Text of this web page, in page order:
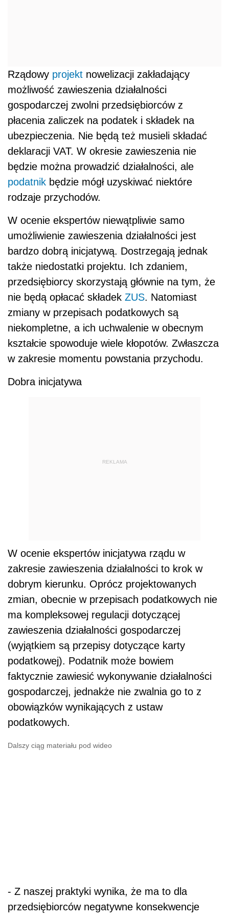
Rządowy projekt nowelizacji zakładający
możliwość zawieszenia działalności
gospodarczej zwolni przedsiębiorców z
płacenia zaliczek na podatek i składek na
ubezpieczenia. Nie będą też musieli składać
deklaracji VAT. W okresie zawieszenia nie
będzie można prowadzić działalności, ale
podatnik będzie mógł uzyskiwać niektóre
rodzaje przychodów.
W ocenie ekspertów niewątpliwie samo
umożliwienie zawieszenia działalności jest
bardzo dobrą inicjatywą. Dostrzegają jednak
także niedostatki projektu. Ich zdaniem,
przedsiębiorcy skorzystają głównie na tym, że
nie będą opłacać składek ZUS. Natomiast
zmiany w przepisach podatkowych są
niekompletne, a ich uchwalenie w obecnym
kształcie spowoduje wiele kłopotów. Zwłaszcza
w zakresie momentu powstania przychodu.
Dobra inicjatywa
REKLAMA
W ocenie ekspertów inicjatywa rządu w
zakresie zawieszenia działalności to krok w
dobrym kierunku. Oprócz projektowanych
zmian, obecnie w przepisach podatkowych nie
ma kompleksowej regulacji dotyczącej
zawieszenia działalności gospodarczej
(wyjątkiem są przepisy dotyczące karty
podatkowej). Podatnik może bowiem
faktycznie zawiesić wykonywanie działalności
gospodarczej, jednakże nie zwalnia go to z
obowiązków wynikających z ustaw
podatkowych.
Dalszy ciąg materiału pod wideo
- Z naszej praktyki wynika, że ma to dla
przedsiębiorców negatywne konsekwencje